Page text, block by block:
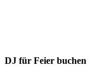
DJ für Feier buchen